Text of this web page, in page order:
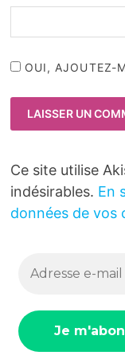
OUI, AJOUTEZ-
Ce site utilise
indésirables. En
données de vos